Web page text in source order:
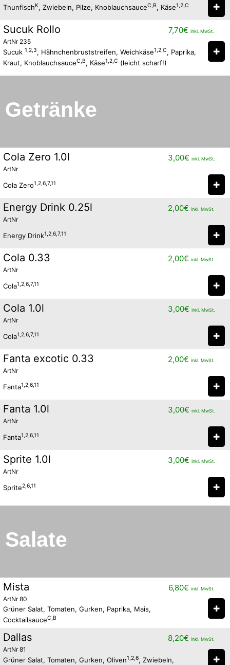
ThunfischK, Zwiebeln, Pilze, KnoblauchsauceC,B, Käse1,2,C ✚
Sucuk Rollo
ArtNr 235
7,70€ inkl. MwSt.
Sucuk 1,2,3, Hähnchenbruststreifen, Weichkäse1,2,C, Paprika,
Kraut, KnoblauchsauceC,B, Käse1,2,C (leicht scharf!)
✚
Getränke
Cola Zero 1.0l
ArtNr
3,00€ inkl. MwSt.
Cola Zero1,2,6,7,11 ✚
Energy Drink 0.25l
ArtNr
2,00€ inkl. MwSt.
Energy Drink1,2,6,7,11 ✚
Cola 0.33
ArtNr
2,00€ inkl. MwSt.
Cola1,2,6,7,11 ✚
Cola 1.0l
ArtNr
3,00€ inkl. MwSt.
Cola1,2,6,7,11 ✚
Fanta excotic 0.33
ArtNr
2,00€ inkl. MwSt.
Fanta1,2,6,11 ✚
Fanta 1.0l
ArtNr
3,00€ inkl. MwSt.
Fanta1,2,6,11 ✚
Sprite 1.0l
ArtNr
3,00€ inkl. MwSt.
Sprite2,6,11 ✚
Salate
Mista
ArtNr 80
6,80€ inkl. MwSt.
Grüner Salat, Tomaten, Gurken, Paprika, Mais,
CocktailsauceC,B
✚
Dallas
ArtNr 81
8,20€ inkl. MwSt.
Grüner Salat, Tomaten, Gurken, Oliven1,2,6, Zwiebeln, ✚